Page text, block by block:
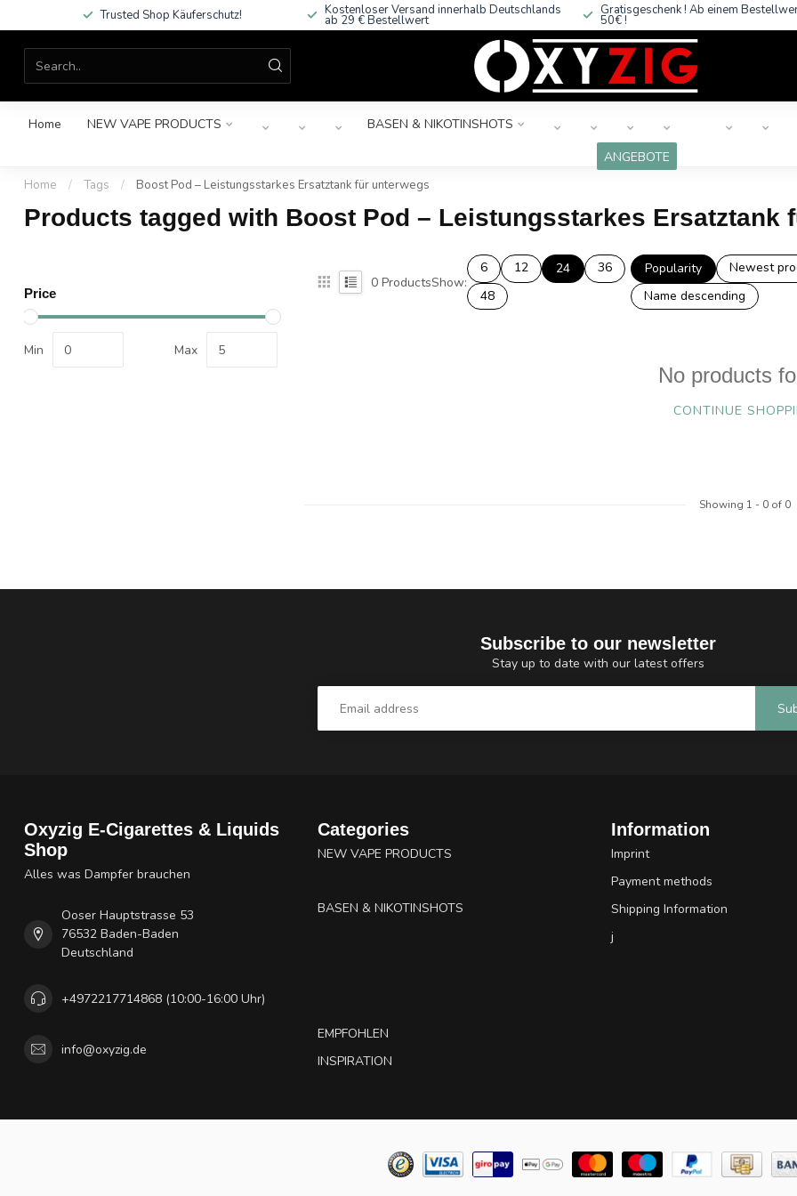
Trusted Shop Käuferschutz! Kostenloser Versand innerhalb Deutschlands
ab 29 € Bestellwert
Gratisgeschenk ! Ab einem
50€ !
Home NEW VAPE PRODUCTS BASEN & NIKOTINSHOTS
ANGEBOTE
Home / Tags / Boost Pod – Leistungsstarkes Ersatztank für unterwegs
Products tagged with Boost Pod – Leistungsstarkes Ersatztank
Price
Min Max
0 ProductsShow:
6 12 24
36
48
Popularity Newest
Name descending
No products
CONTINUE
Showing 1 - 0of 0
Subscribe to our newsletter
Stay up to date with our latest offers
Oxyzig E-Cigarettes & Liquids
Shop
Alles was Dampfer brauchen
Ooser Hauptstrasse 53
76532 Baden-Baden
Deutschland
+4972217714868 (10:00-16:00 Uhr)
info@oxyzig.de
Categories
NEW VAPE PRODUCTS
BASEN & NIKOTINSHOTS
EMPFOHLEN
INSPIRATION
Information
Imprint
Payment methods
Shipping Information
j